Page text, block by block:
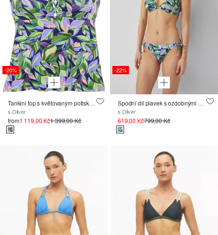
-20%
Tankini top s květovaným potiskem po celé ploše
s.Oliver
from1 119,00 Kč1 399,00 Kč
-22%
Spodní díl plavek s ozdobnými korálky
s.Oliver
619,00 Kč799,00 Kč